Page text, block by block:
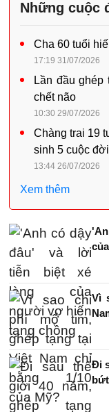
Những cuộc
Cha 60 tuổi
17:19 31/07/2026
Lần đầu
chết não
10:30 29/07/2026
Chàng trai 19
sinh 5 cuộc đời
13:44 26/07/2026
Xem thêm
Vì
Đi